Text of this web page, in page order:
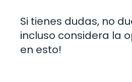
Si tienes dudas, no
incluso considera la
en esto!